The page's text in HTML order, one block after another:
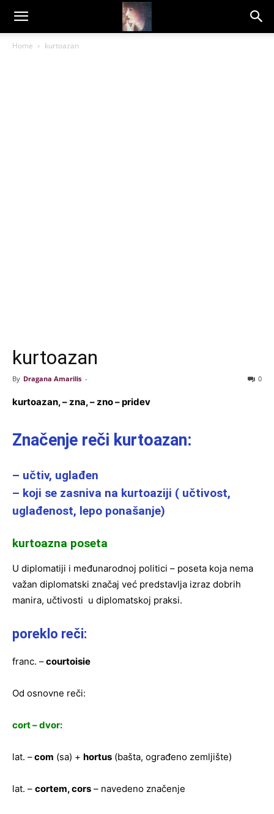
Dragana
Home kurtoazan
kurtoazan
By Dragana Amarilis - 0
kurtoazan, – zna, – zno – pridev
Značenje reči kurtoazan:
– učtiv, uglađen
– koji se zasniva na kurtoaziji ( učtivost,
uglađenost, lepo ponašanje)
kurtoazna poseta
U diplomatiji i međunarodnoj politici – poseta koja nema
važan diplomatski značaj već predstavlja izraz dobrih
manira, učtivosti u diplomatskoj praksi.
poreklo reči:
franc. –courtoisie
Od osnovne reči:
cort – dvor:
lat. –com (sa) + hortus (bašta, ograđeno zemljište)
lat. – cortem, cors – navedeno značenje